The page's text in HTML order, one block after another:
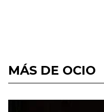
MÁS DE OCIO